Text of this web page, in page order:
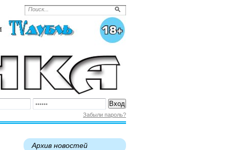
Забыли пароль?
Архив новостей